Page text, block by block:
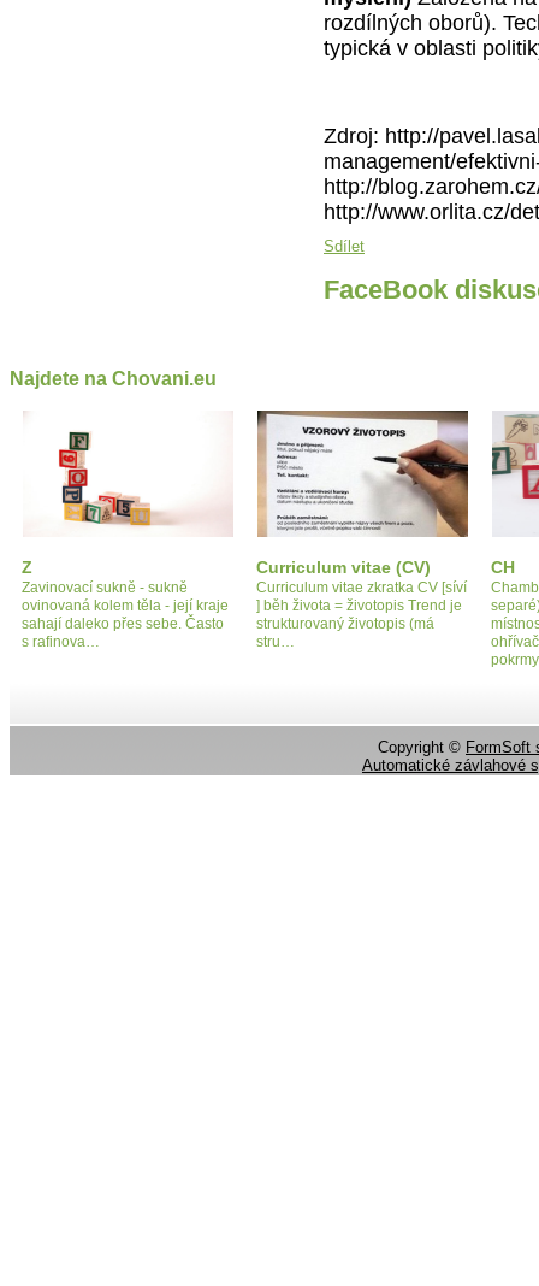
rozdílných oborů).
typická v oblasti
Zdroj: http://
management/
http://
http://www.orlita.cz/
Sdílet
FaceBook
Najdete na Chovani.eu
Z
Zavinovací sukně - sukně
ovinovaná kolem těla - její kraje
sahají daleko přes sebe. Často
s rafinova…
Curriculum vitae (CV)
Curriculum vitae zkratka CV [síví
] běh života = životopis Trend je
strukturovaný životopis (má
stru…
CH
Copyright © FormSoft
Automatické závlahové